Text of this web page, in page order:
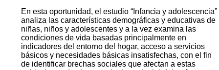
En esta oportunidad, el estudio “Infancia y adolescencia”
analiza las características demográficas y educativas de
niñas, niños y adolescentes y a la vez examina las
condiciones de vida basadas principalmente en
indicadores del entorno del hogar, acceso a servicios
básicos y necesidades básicas insatisfechas, con el fin
de identificar brechas sociales que afectan a estas